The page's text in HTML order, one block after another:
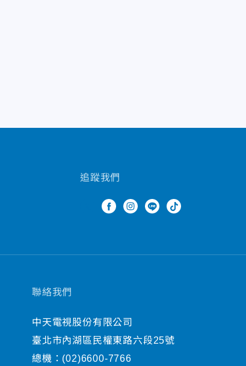
追蹤我們
聯絡我們
中天電視股份有限公司
臺北市內湖區民權東路六段25號
總機： (02)6600-7766